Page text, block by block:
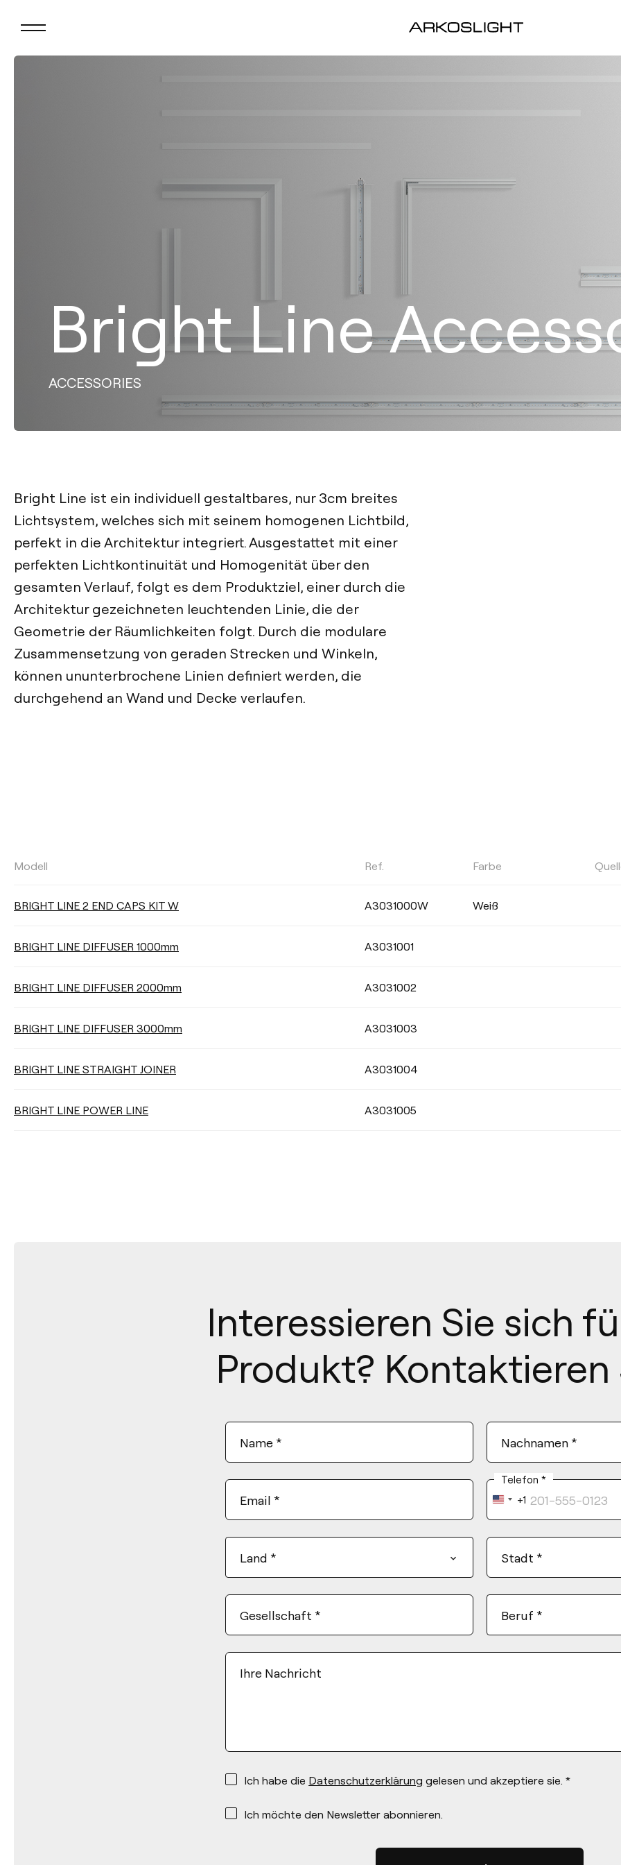
Bright Line
ACCESSORIES
Bright Line ist ein individuell gestaltbares, nur 3cm breites
Lichtsystem, welches sich mit seinem homogenen Lichtbild,
perfekt in die Architektur integriert. Ausgestattet mit einer
perfekten Lichtkontinuität und Homogenität über den
gesamten Verlauf, folgt es dem Produktziel, einer durch die
Architektur gezeichneten leuchtenden Linie, die der
Geometrie der Räumlichkeiten folgt. Durch die modulare
Zusammensetzung von geraden Strecken und Winkeln,
können ununterbrochene Linien definiert werden, die
durchgehend an Wand und Decke verlaufen.
LICHTSTROM LEISTUNG
HELLIGKEITSSTEUERUNG DICHTIGKEIT
Modell Ref. Farbe
BRIGHT LINE 2 END CAPS KIT W A3031000W Weiß
BRIGHT LINE DIFFUSER 1000mm A3031001
BRIGHT LINE DIFFUSER 2000mm A3031002
BRIGHT LINE DIFFUSER 3000mm A3031003
BRIGHT LINE STRAIGHT JOINER A3031004
BRIGHT LINE POWER LINE A3031005
Interessieren Sie sich
Produkt? Kontaktieren
Name * Nachnamen *
Email *
Telefon *
United
States
+1
Land * Stadt *
Gesellschaft * Beruf *
Ihre Nachricht
*
Ich habe die Datenschutzerklärung gelesen und akzeptiere sie. *
*
Ich möchte den Newsletter abonnieren.